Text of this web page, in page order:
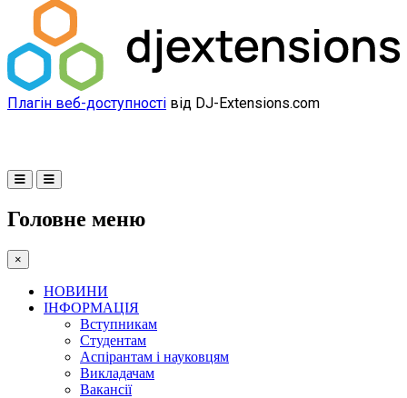
Плагін веб-доступності від DJ-Extensions.com
Головне меню
×
НОВИНИ
ІНФОРМАЦІЯ
Вступникам
Студентам
Аспірантам і науковцям
Викладачам
Вакансії